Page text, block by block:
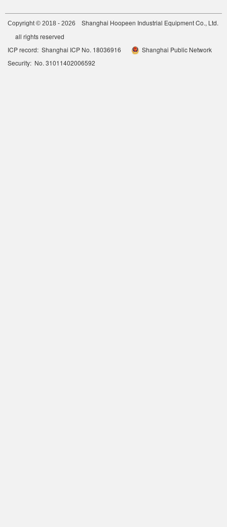
Copyright © 2018 - 2026 Shanghai Hoopeen Industrial Equipment Co., Ltd.
all rights reserved
ICP record: Shanghai ICP No. 18036916
Shanghai Public Network
Security: No. 31011402006592